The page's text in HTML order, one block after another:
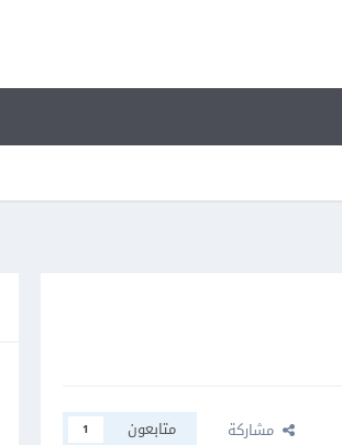
مشاركة متابعون 1